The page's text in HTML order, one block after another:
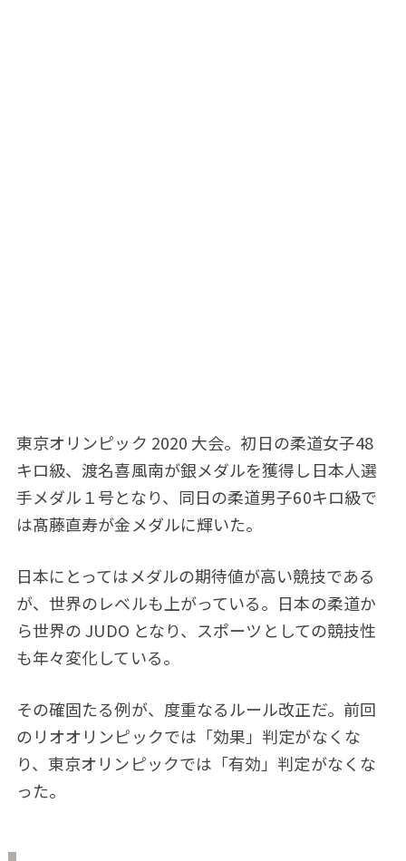
東京オリンピック 2020 大会。初日の柔道女子48
キロ級、渡名喜風南が銀メダルを獲得し日本人選
手メダル１号となり、同日の柔道男子60キロ級で
は髙藤直寿が金メダルに輝いた。
日本にとってはメダルの期待値が高い競技である
が、世界のレベルも上がっている。日本の柔道か
ら世界の JUDO となり、スポーツとしての競技性
も年々変化している。
その確固たる例が、度重なるルール改正だ。前回
のリオオリンピックでは「効果」判定がなくな
り、東京オリンピックでは「有効」判定がなくな
った。